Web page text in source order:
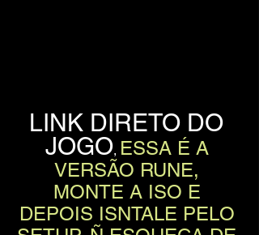
LINK DIRETO DO
JOGO, ESSA É A
VERSÃO RUNE,
MONTE A ISO E
DEPOIS ISNTALE PELO